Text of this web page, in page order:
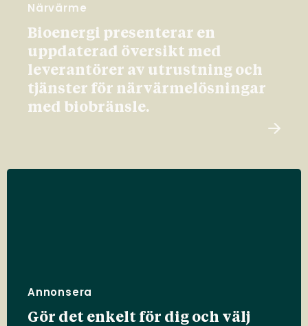
Närvärme
Bioenergi presenterar en
uppdaterad översikt med
leverantörer av utrustning och
tjänster för närvärmelösningar
med biobränsle.
Annonsera
Gör det enkelt för dig och välj